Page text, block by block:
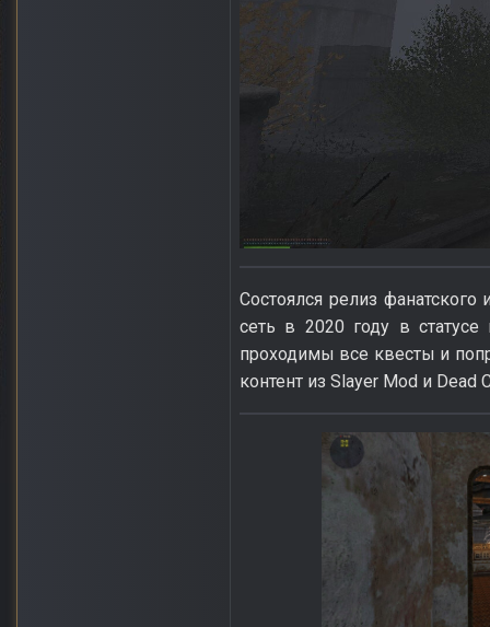
Состоялся релиз
сеть в 2020 году в
проходимы все квесты и
контент из Slayer Mod и Dead